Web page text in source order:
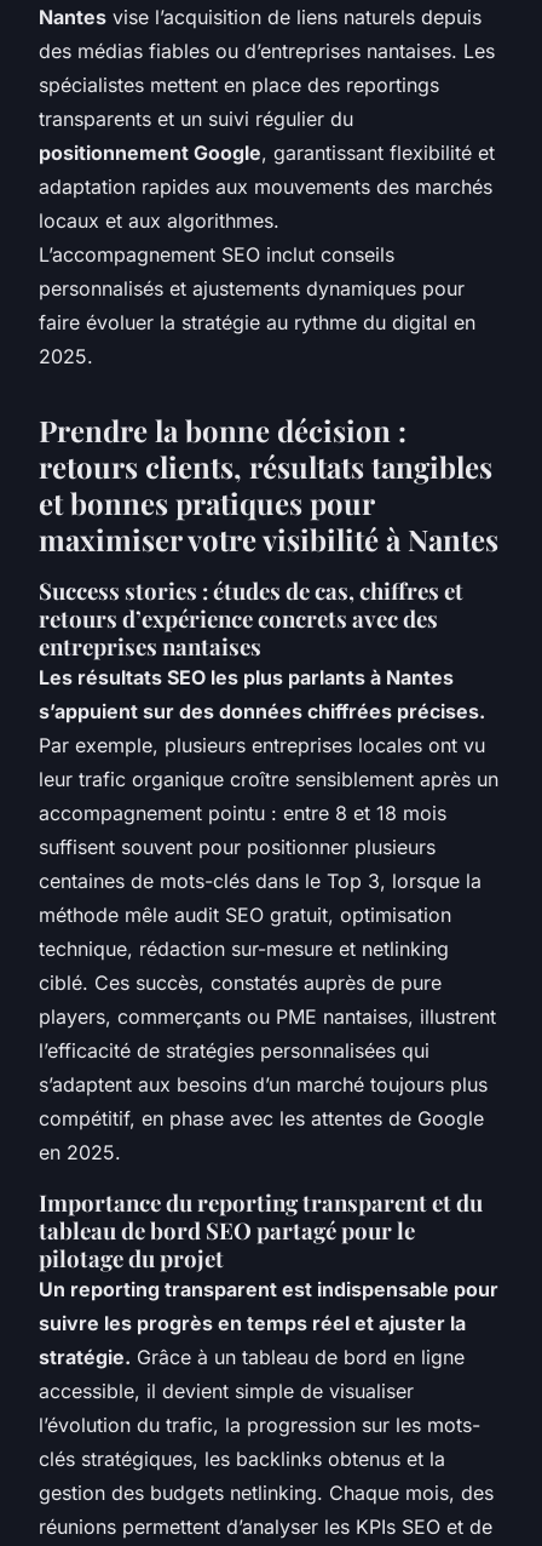
Nantes vise l’acquisition de liens naturels depuis
des médias fiables ou d’entreprises nantaises. Les
spécialistes mettent en place des reportings
transparents et un suivi régulier du
positionnement Google, garantissant flexibilité et
adaptation rapides aux mouvements des marchés
locaux et aux algorithmes.
L’accompagnement SEO inclut conseils
personnalisés et ajustements dynamiques pour
faire évoluer la stratégie au rythme du digital en
2025.
Prendre la bonne décision :
retours clients, résultats tangibles
et bonnes pratiques pour
maximiser votre visibilité à Nantes
Success stories : études de cas, chiffres et
retours d’expérience concrets avec des
entreprises nantaises
Les résultats SEO les plus parlants à Nantes
s’appuient sur des données chiffrées précises.
Par exemple, plusieurs entreprises locales ont vu
leur trafic organique croître sensiblement après un
accompagnement pointu : entre 8 et 18 mois
suffisent souvent pour positionner plusieurs
centaines de mots-clés dans le Top 3, lorsque la
méthode mêle audit SEO gratuit, optimisation
technique, rédaction sur-mesure et netlinking
ciblé. Ces succès, constatés auprès de pure
players, commerçants ou PME nantaises, illustrent
l’efficacité de stratégies personnalisées qui
s’adaptent aux besoins d’un marché toujours plus
compétitif, en phase avec les attentes de Google
en 2025.
Importance du reporting transparent et du
tableau de bord SEO partagé pour le
pilotage du projet
Un reporting transparent est indispensable pour
suivre les progrès en temps réel et ajuster la
stratégie. Grâce à un tableau de bord en ligne
accessible, il devient simple de visualiser
l’évolution du trafic, la progression sur les mots-
clés stratégiques, les backlinks obtenus et la
gestion des budgets netlinking. Chaque mois, des
réunions permettent d’analyser les KPIs SEO et de